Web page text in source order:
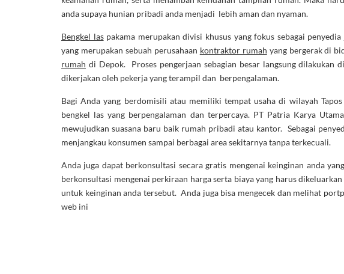
anda supaya hunian pribadi anda menjadi lebih aman dan nyaman.
Bengkel laspakama merupakan divisi khusus yang fokus sebagai penyedia
yang merupakan sebuah perusahaan kontraktor rumah yang bergerak di
rumah di Depok. Proses pengerjaan sebagian besar langsung dilakukan
dikerjakan oleh pekerja yang terampil dan berpengalaman.
Bagi Anda yang berdomisili atau memiliki tempat usaha di wilayah
bengkel las yang berpengalaman dan terpercaya. PT Patria Karya
mewujudkan suasana baru baik rumah pribadi atau kantor. Sebagai
menjangkau konsumen sampai berbagai area sekitarnya tanpa terkecuali.
Anda juga dapat berkonsultasi secara gratis mengenai keinginan anda
berkonsultasi mengenai perkiraan harga serta biaya yang harus
untuk keinginan anda tersebut. Anda juga bisa mengecek dan melihat
web ini